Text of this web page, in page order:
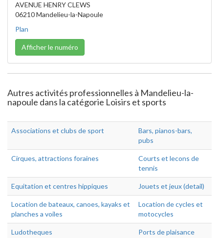
AVENUE HENRY CLEWS
06210 Mandelieu-la-Napoule
Plan
Afficher le numéro
Autres activités professionnelles à Mandelieu-la-
napoule dans la catégorie Loisirs et sports
Associations et clubs de sport
Bars, pianos-bars,
pubs
Cirques, attractions foraines
Courts et lecons de
tennis
Equitation et centres hippiques Jouets et jeux (detail)
Location de bateaux, canoes, kayaks et
planches a voiles
Location de cycles et
motocycles
Ludotheques Ports de plaisance